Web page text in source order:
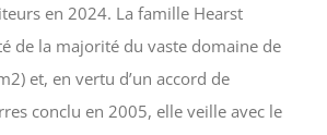
en 2024. La famille Hearst
de la majorité du vaste domaine de
et, en vertu d’un accord de
conclu en 2005, elle veille avec le